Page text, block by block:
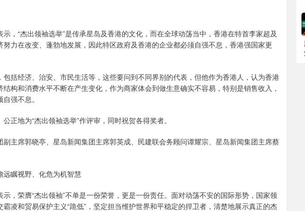
，“杰出领袖选举”是传承星岛及香港的文化，而在全球动荡当中，香港在特首李家超及
力在改变、蓬勃地发展，因此特区政府及香港的企业都必须自强不息，香港强国家更
括经济、治安、市民生活等，这些要问到不同界别的代表，但他作为香港人，认为香港
构和消费水平不断在产生变化，作为商家体会到做生意确实不容易，特别是销售收入，
强不息。
正地为“杰出领袖选举”作评审，同时祝贺各得奖者。
主席郭晓亭、星岛新闻集团主席郭英成、民建联会务顾问谭耀宗、星岛新闻集团主席蔡
远瞩视野、化危为机智慧
，荣膺“杰出领袖”不单是一份荣誉，更是一份责任。面对动荡不安的国际形势，国家领
凌和贸易保护主义“跪低”，坚定担当维护世界和平稳定的捍卫者，清楚地展示真正的杰